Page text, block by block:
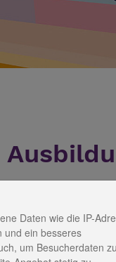
bzw. Patienten
Daten wie die IP-
und ein besseres
um Besucherdaten zu